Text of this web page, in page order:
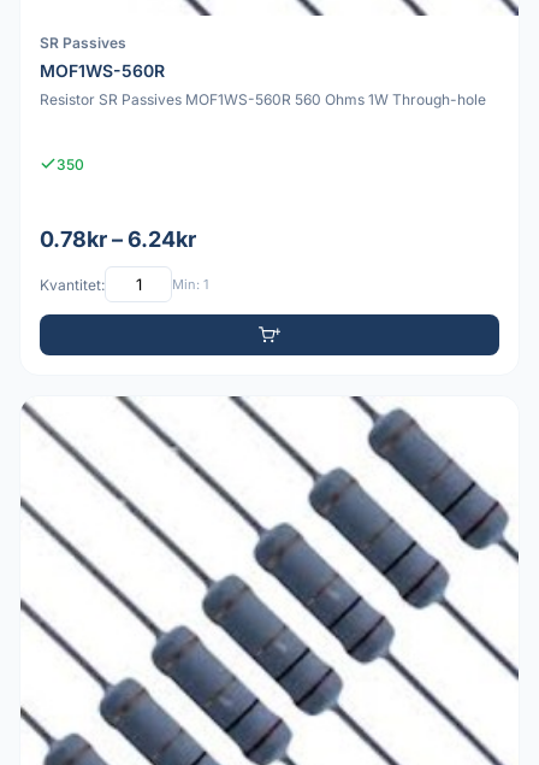
SR Passives
MOF1WS-560R
Resistor SR Passives MOF1WS-560R 560 Ohms 1W Through-hole
350
0.78kr – 6.24kr
Kvantitet: Min: 1